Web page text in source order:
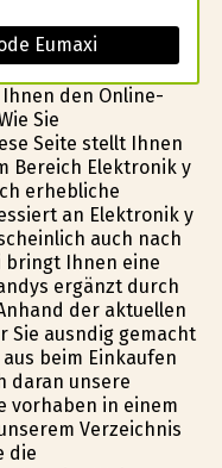
Eumaxi
den Online-
Sie
Seite stellt Ihnen
Bereich Elektronik y
erhebliche
an Elektronik y
auch nach
bringt Ihnen eine
ergänzt durch
der aktuellen
ausfindig gemacht
beim Einkaufen
daran unsere
vorhaben in einem
Verzeichnis
die